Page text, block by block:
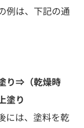
例は、下記の通
り⇒（乾燥時
塗り
には、塗料を乾